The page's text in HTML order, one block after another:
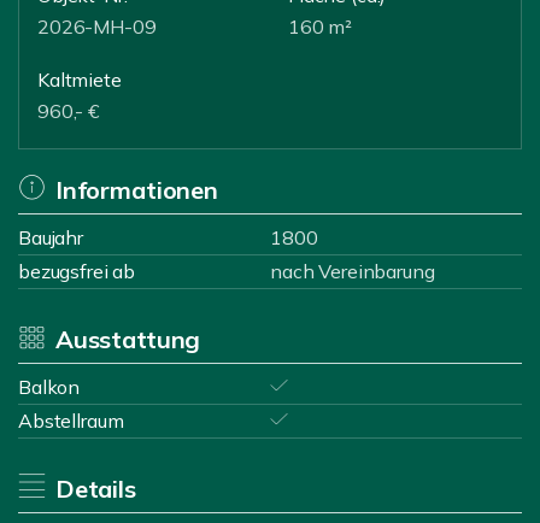
2026-MH-09
160 m²
Kaltmiete
960,- €
Informationen
Baujahr
1800
bezugsfrei ab
nach Vereinbarung
Ausstattung
Balkon
Abstellraum
Details